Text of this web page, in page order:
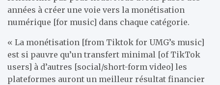
années à créer une voie vers la monétisation
numérique [for music] dans chaque catégorie.
« La monétisation [from Tiktok for UMG’s music]
est si pauvre qu’un transfert minimal [of TikTok
users] à d’autres [social/short-form video] les
plateformes auront un meilleur résultat financier